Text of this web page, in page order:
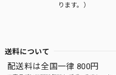
ります。）
送料について
配送料は全国一律 800円